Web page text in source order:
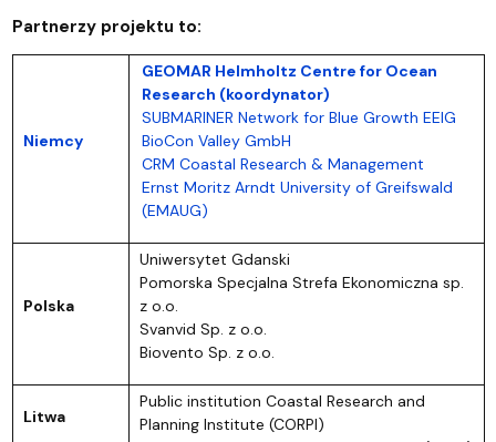
Partnerzy projektu to:
Niemcy
GEOMAR Helmholtz Centre for Ocean
Research (koordynator)
SUBMARINER Network for Blue Growth EEIG
BioCon Valley GmbH
CRM Coastal Research & Management
Ernst Moritz Arndt University of Greifswald
(EMAUG)
Polska
Uniwersytet Gdanski
Pomorska Specjalna Strefa Ekonomiczna sp.
z o.o.
Svanvid Sp. z o.o.
Biovento Sp. z o.o.
Litwa
Public institution Coastal Research and
Planning Institute (CORPI)